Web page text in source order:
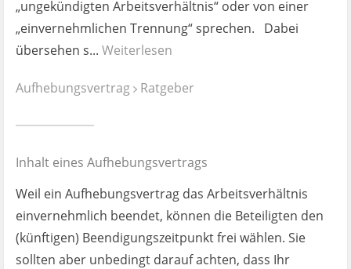
„ungekündigten Arbeitsverhältnis“ oder von einer
„einvernehmlichen Trennung“ sprechen. Dabei
übersehen s... Weiterlesen
Aufhebungsvertrag Ratgeber
Inhalt eines Aufhebungsvertrags
Weil ein Aufhebungsvertrag das Arbeitsverhältnis
einvernehmlich beendet, können die Beteiligten den
(künftigen) Beendigungszeitpunkt frei wählen. Sie
sollten aber unbedingt darauf achten, dass Ihr